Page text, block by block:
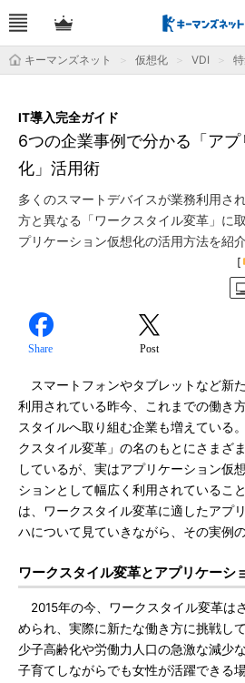
キーマンズネット 仮想化 VDI
6つの企業事例で分かる「ア
化」活用術
IT導入完全ガイド
多くのスマートデバイスが業務利用さ
方と異なる「ワークスタイル変革」に
プリケーション仮想化の活用方法を紹介
[
Share Post
スマートフォンやタブレットなど新
利用されている昨今、これまでの働き
スタイルへ取り組む企業も増えている
クスタイル変革」の名のもとにさまざ
しているが、実はアプリケーション仮
ションとして幅広く利用されているこ
は、ワークスタイル変革に適したアプ
ハについて見ていきながら、その実例
ワークスタイル変革とアプリケーシ
2015年の今、ワークスタイル変革は
められ、実際に新たな働き方に挑戦し
少子高齢化や労働力人口の急激な減少
子育てしながらでも女性が活躍できる